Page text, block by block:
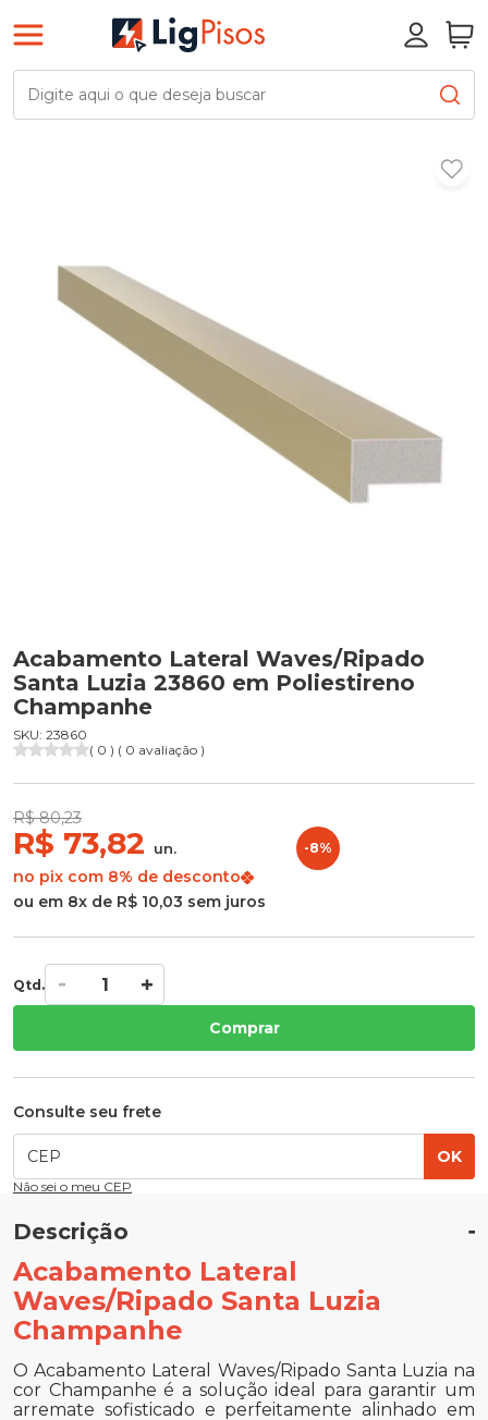
Acabamento Lateral Waves/Ripado
Santa Luzia 23860 em Poliestireno
Champanhe
SKU: 23860
( 0 ) ( 0 avaliação )
R$ 80,23
R$ 73,82 un.
no pix com 8% de desconto
-8%
ou em 8x de R$ 10,03 sem juros
Qtd.
Comprar
Consulte seu frete
OK
Não sei o meu CEP
Descrição
Acabamento Lateral
Waves/Ripado Santa Luzia
Champanhe
O Acabamento Lateral Waves/Ripado Santa Luzia na
cor Champanhe é a solução ideal para garantir um
arremate sofisticado e perfeitamente alinhado em